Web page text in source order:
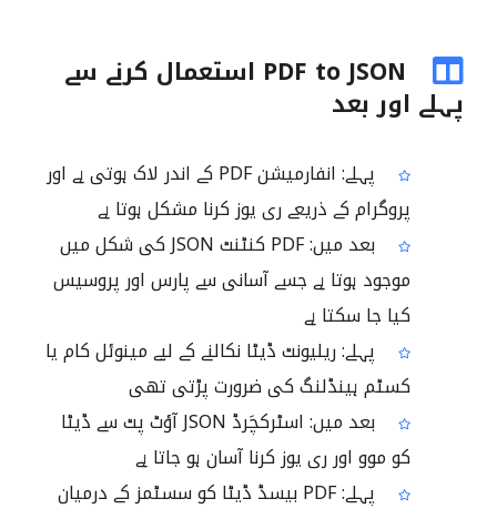
PDF to JSON استعمال کرنے سے
پہلے اور بعد
پہلے: انفارمیشن PDF کے اندر لاک ہوتی ہے اور
پروگرام کے ذریعے ری یوز کرنا مشکل ہوتا ہے
بعد میں: PDF کنٹنٹ JSON کی شکل میں
موجود ہوتا ہے جسے آسانی سے پارس اور پروسیس
کیا جا سکتا ہے
پہلے: ریلیونٹ ڈیٹا نکالنے کے لیے مینوئل کام یا
کسٹم ہینڈلنگ کی ضرورت پڑتی تھی
بعد میں: اسٹرکچَرڈ JSON آؤٹ پٹ سے ڈیٹا
کو موو اور ری یوز کرنا آسان ہو جاتا ہے
پہلے: PDF بیسڈ ڈیٹا کو سسٹمز کے درمیان